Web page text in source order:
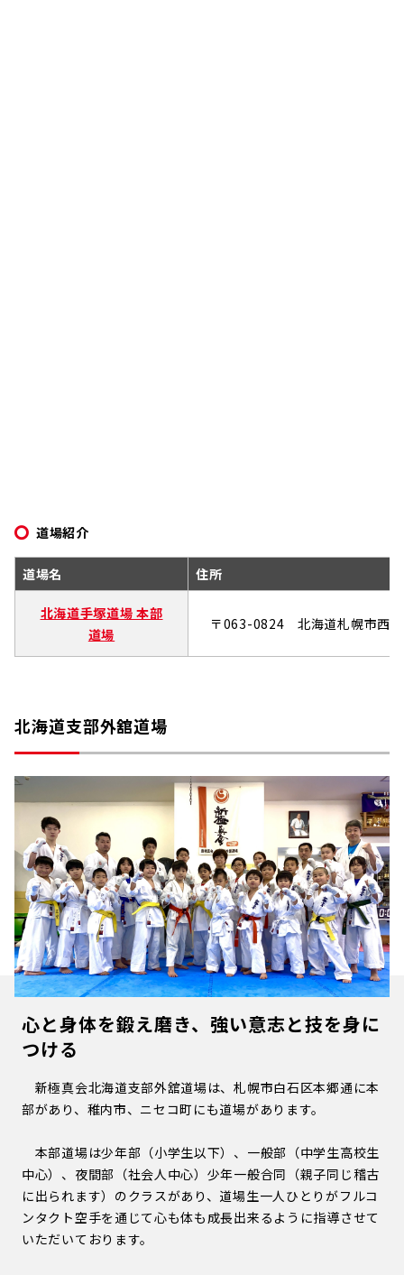
道場紹介
道場名 住所
北海道手塚道場 本部
道場
〒063-0824 北海道札幌市西
北海道支部外舘道場
心と身体を鍛え磨き、強い意志と技を身に
つける
新極真会北海道支部外舘道場は、札幌市白石区本郷通に本
部があり、稚内市、ニセコ町にも道場があります。
本部道場は少年部（小学生以下）、一般部（中学生高校生
中心）、夜間部（社会人中心）少年一般合同（親子同じ稽古
に出られます）のクラスがあり、道場生一人ひとりがフルコ
ンタクト空手を通じて心も体も成長出来るように指導させて
いただいております。